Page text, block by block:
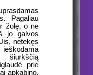
Pagaliau
žolę, o ne
jo galvos
netekęs
šiurkščią
prie
apkabino.